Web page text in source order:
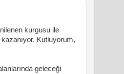
kurgusu ile
Kutluyorum,
geleceği